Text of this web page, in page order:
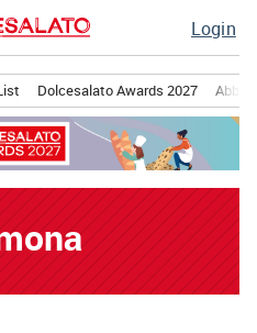
Login
Dolcesalato Awards 2027